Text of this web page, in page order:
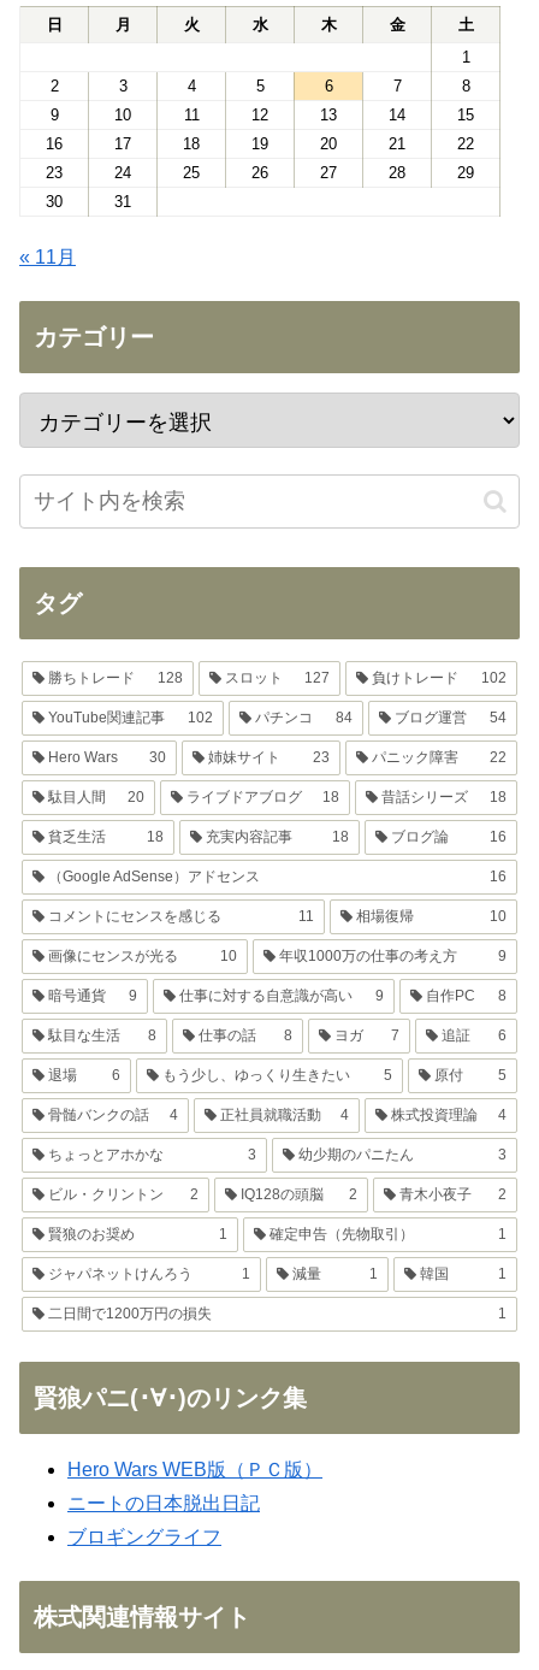
日 月 火 水 木 金
土
1
2
3 4 5 6 7
8
9
10 11 12 13 14
15
16
17 18 19 20 21
22
23
24 25 26 27 28
29
30
31
« 11月
カテゴリー
タグ
勝ちトレード 128 スロット 127 負けトレード 102
YouTube関連記事 102 パチンコ 84 ブログ運営 54
Hero Wars 30 姉妹サイト 23 パニック障害 22
駄目人間 20 ライブドアブログ 18 昔話シリーズ 18
貧乏生活 18 充実内容記事 18 ブログ論 16
（Google AdSense）アドセンス 16
コメントにセンスを感じる 11 相場復帰 10
画像にセンスが光る 10 年収1000万の仕事の考え方 9
暗号通貨 9 仕事に対する自意識が高い 9 自作PC 8
駄目な生活 8 仕事の話 8 ヨガ 7 追証 6
退場 6 もう少し、ゆっくり生きたい 5 原付 5
骨髄バンクの話 4 正社員就職活動 4 株式投資理論 4
ちょっとアホかな 3 幼少期のパニたん 3
ビル・クリントン 2 IQ128の頭脳 2 青木小夜子 2
賢狼のお奨め 1 確定申告（先物取引） 1
ジャパネットけんろう 1 減量 1 韓国 1
二日間で1200万円の損失 1
賢狼パニ(･∀･)のリンク集
Hero Wars WEB版（ＰＣ版）
ニートの日本脱出日記
ブロギングライフ
株式関連情報サイト